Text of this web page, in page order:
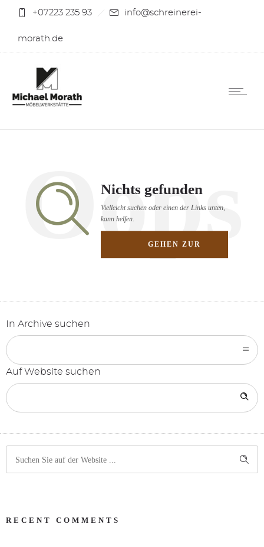
+07223 235 93 info@schreinerei-
morath.de
Oops
Nichts gefunden
Vielleicht suchen oder einen der Links unten,
kann helfen.
GEHEN ZUR
In Archive suchen
Auf Website suchen
RECENT COMMENTS